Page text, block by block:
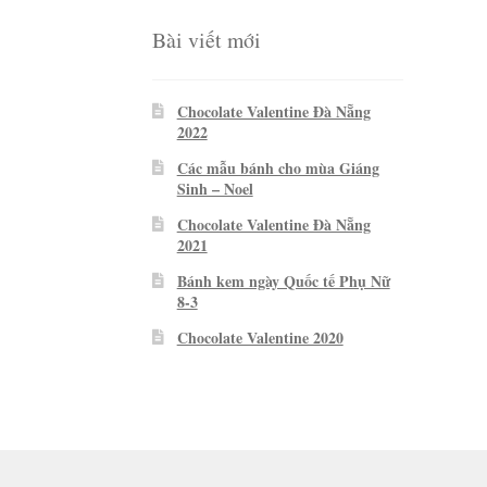
Bài viết mới
Chocolate Valentine Đà Nẵng
2022
Các mẫu bánh cho mùa Giáng
Sinh – Noel
Chocolate Valentine Đà Nẵng
2021
Bánh kem ngày Quốc tế Phụ Nữ
8-3
Chocolate Valentine 2020